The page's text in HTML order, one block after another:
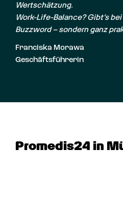
Wertschätzung.
Work-Life-Balance? Gibt’s
Buzzword – sondern ganz
Franciska Morawa
Geschäftsführerin
Promedis24 in